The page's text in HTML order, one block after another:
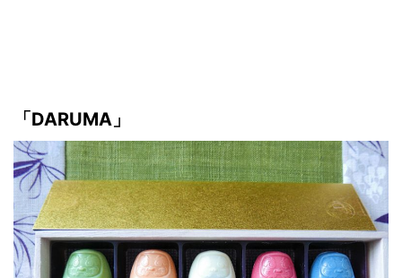
「DARUMA」